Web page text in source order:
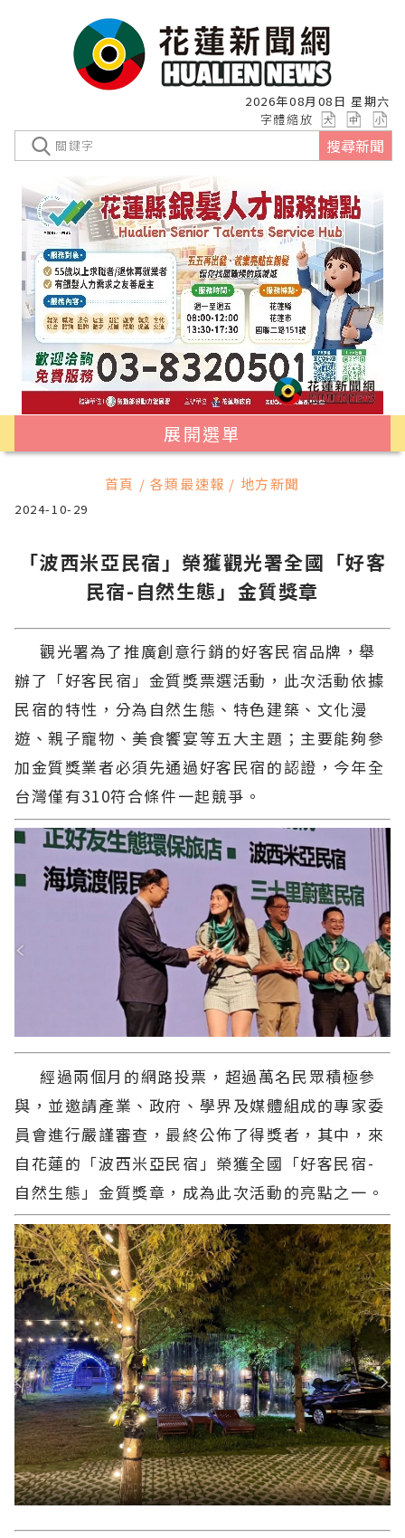
2026年08月08日 星期六
字體縮放
搜尋新聞
展開選單
首頁 / 各類最速報 / 地方新聞
2024-10-29
「波西米亞民宿」榮獲觀光署全國「好客
民宿-自然生態」金質獎章
觀光署為了推廣創意行銷的好客民宿品牌，舉
辦了「好客民宿」金質獎票選活動，此次活動依據
民宿的特性，分為自然生態、特色建築、文化漫
遊、親子寵物、美食饗宴等五大主題；主要能夠參
加金質獎業者必須先通過好客民宿的認證，今年全
台灣僅有310符合條件一起競爭。
經過兩個月的網路投票，超過萬名民眾積極參
與，並邀請產業、政府、學界及媒體組成的專家委
員會進行嚴謹審查，最終公佈了得獎者，其中，來
自花蓮的「波西米亞民宿」榮獲全國「好客民宿-
自然生態」金質獎章，成為此次活動的亮點之一。